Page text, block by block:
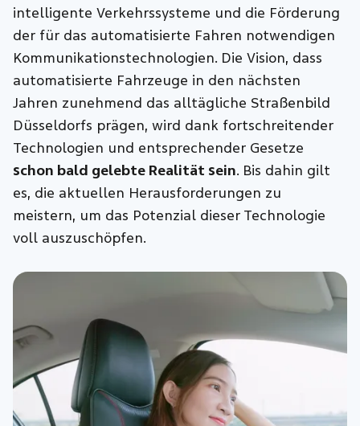
intelligente Verkehrssysteme und die Förderung
der für das automatisierte Fahren notwendigen
Kommunikationstechnologien. Die Vision, dass
automatisierte Fahrzeuge in den nächsten
Jahren zunehmend das alltägliche Straßenbild
Düsseldorfs prägen, wird dank fortschreitender
Technologien und entsprechender Gesetze
schon bald gelebte Realität sein. Bis dahin gilt
es, die aktuellen Herausforderungen zu
meistern, um das Potenzial dieser Technologie
voll auszuschöpfen.